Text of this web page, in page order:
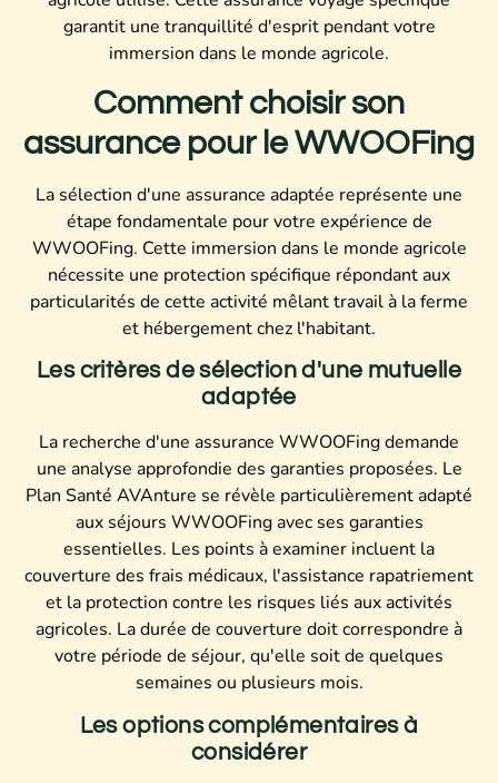
garantit une tranquillité d'esprit pendant votre
immersion dans le monde agricole.
Comment choisir son
assurance pour le WWOOFing
La sélection d'une assurance adaptée représente une
étape fondamentale pour votre expérience de
WWOOFing. Cette immersion dans le monde agricole
nécessite une protection spécifique répondant aux
particularités de cette activité mêlant travail à la ferme
et hébergement chez l'habitant.
Les critères de sélection d'une mutuelle
adaptée
La recherche d'une assurance WWOOFing demande
une analyse approfondie des garanties proposées. Le
Plan Santé AVAnture se révèle particulièrement adapté
aux séjours WWOOFing avec ses garanties
essentielles. Les points à examiner incluent la
couverture des frais médicaux, l'assistance rapatriement
et la protection contre les risques liés aux activités
agricoles. La durée de couverture doit correspondre à
votre période de séjour, qu'elle soit de quelques
semaines ou plusieurs mois.
Les options complémentaires à
considérer